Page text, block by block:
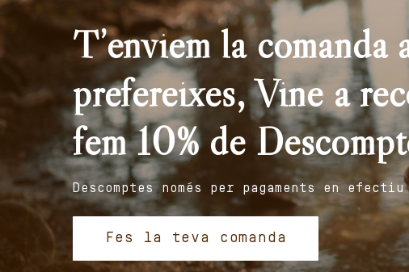
T’enviem la comanda
prefereixes, Vine a
fem 10% de
Descomptes només per pagaments en efectiu
Fes la teva comanda